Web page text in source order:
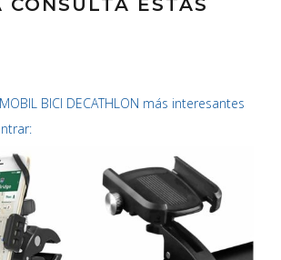
BICI DECATHLON más interesantes